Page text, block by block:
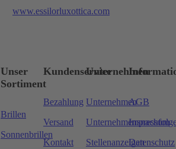
www.essilorluxottica.com
Unser
Sortiment
Brillen
Sonnenbrillen
Kundenservice
Bezahlung
Versand
Kontakt
Unternehmen
Unternehmen
Stellenanzeigen
AGB
Impressum
Datenschutz